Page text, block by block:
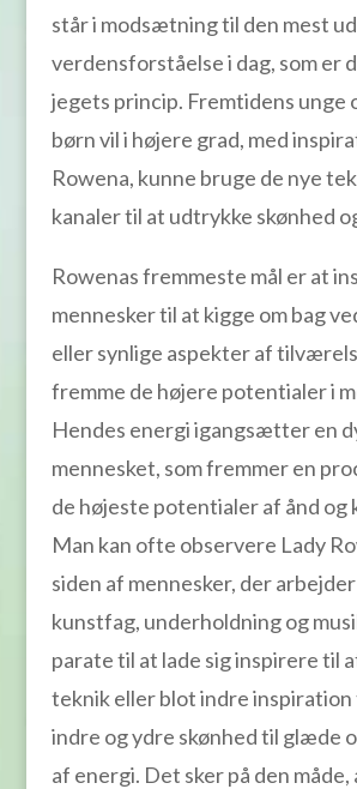
står i modsætning til den mest
verdensforståelse i dag, som er
jegets princip. Fremtidens unge
børn vil i højere grad, med
Rowena, kunne bruge de nye
kanaler til at udtrykke skønhed
Rowenas fremmeste mål er at
mennesker til at kigge om bag
eller synlige aspekter af
fremme de højere potentialer i
Hendes energi igangsætter en
mennesket, som fremmer en
de højeste potentialer af ånd
Man kan ofte observere Lady
siden af mennesker, der
kunstfag, underholdning og
parate til at lade sig inspirere til
teknik eller blot indre
indre og ydre skønhed til glæde
af energi. Det sker på den måde,